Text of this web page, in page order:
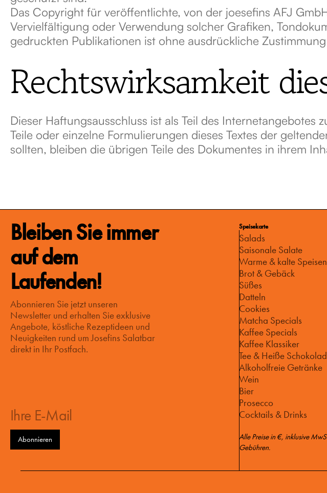
Das Copyright für veröffentlichte, von der joesefins AFJ
Vervielfältigung oder Verwendung solcher Grafiken,
gedruckten Publikationen ist ohne ausdrückliche
Rechtswirksamkeit
Dieser Haftungsausschluss ist als Teil des
Teile oder einzelne Formulierungen dieses Textes der
sollten, bleiben die übrigen Teile des Dokumentes in ihrem
Bleiben Sie immer
auf dem
Laufenden!
Abonnieren Sie jetzt unseren
Newsletter und erhalten Sie exklusive
Angebote, köstliche Rezeptideen und
Neuigkeiten rund um Josefins Salatbar
direkt in Ihr Postfach.
Speisekarte
Salads
Saisonale Salate
Warme & kalte Speisen
Brot & Gebäck
Süßes
Datteln
Cookies
Matcha Specials
Kaffee Specials
Kaffee Klassiker
Tee & Heiße
Alkoholfreie Getränke
Wein
Bier
Prosecco
Cocktails & Drinks
Alle Preise in €, inklusive
Gebühren.